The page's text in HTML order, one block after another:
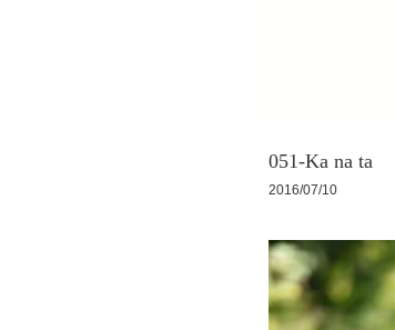
051-Ka na ta
2016/07/10